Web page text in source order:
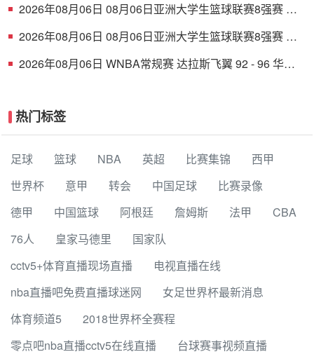
2026年08月06日 08月06日亚洲大学生篮球联赛8强赛 北
2026年08月06日 08月06日亚洲大学生篮球联赛8强赛 延
2026年08月06日 WNBA常规赛 达拉斯飞翼 92 - 96 华盛
热门标签
足球 篮球 NBA 英超 比赛集锦
西甲
世界杯
意甲 转会 中国足球
比赛录像
德甲
中国篮球 阿根廷 詹姆斯 法甲
CBA
76人
皇家马德里
国家队
cctv5+体育直播现场直播
电视直播在线
nba直播吧免费直播球迷网
女足世界杯最新消息
体育频道5
2018世界杯全赛程
零点吧nba直播cctv5在线直播
台球赛事视频直播